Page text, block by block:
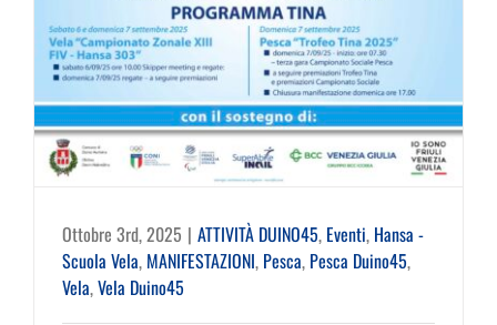
Ottobre 3rd, 2025 | ATTIVITÀ DUINO45, Eventi, Hansa -
Scuola Vela, MANIFESTAZIONI, Pesca, Pesca Duino45,
Vela,Vela Duino45